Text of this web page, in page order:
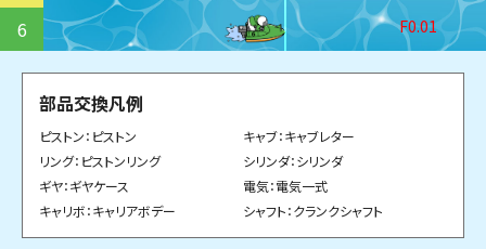
6 F0.01
部品交換凡例
ピストン：ピストン
リング：ピストンリング
ギヤ：ギヤケース
キャリボ：キャリアボデー
キャブ：キャブレター
シリンダ：シリンダ
電気：電気一式
シャフト：クランクシャフト